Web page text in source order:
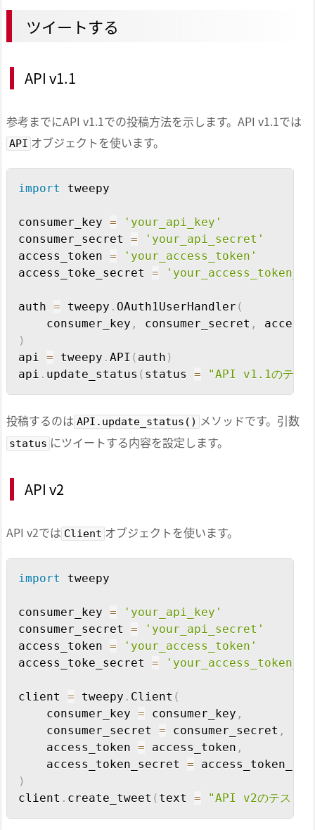
ツイートする
API v1.1
参考までにAPI v1.1での投稿方法を示します。API v1.1では
API オブジェクトを使います。
import tweepy
consumer_key =
'your_api_key'
consumer_secret =
'your_api_secret'
access_token =
'your_access_token'
access_toke_secret =
auth = tweepy . OAuth1UserHandler (
    consumer_key
, consumer_secret ,
)
api = tweepy . API ( auth )
api . update_status ( status = "API v1.1のテス
投稿するのは API.update_status() メソッドです。引数
status にツイートする内容を設定します。
API v2
API v2では Client オブジェクトを使います。
import tweepy
consumer_key =
'your_api_key'
consumer_secret =
'your_api_secret'
access_token =
'your_access_token'
access_toke_secret =
client = tweepy . Client (
    consumer_key
= consumer_key ,
    consumer_secret
= consumer_secret ,
    access_token
= access_token ,
    access_token_secret
=
)
client . create_tweet ( text = "API v2のテスト"